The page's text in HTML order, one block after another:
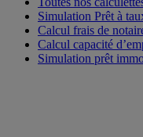
Simulation Prêt à
Calcul frais de
Calcul capacité
Simulation prêt